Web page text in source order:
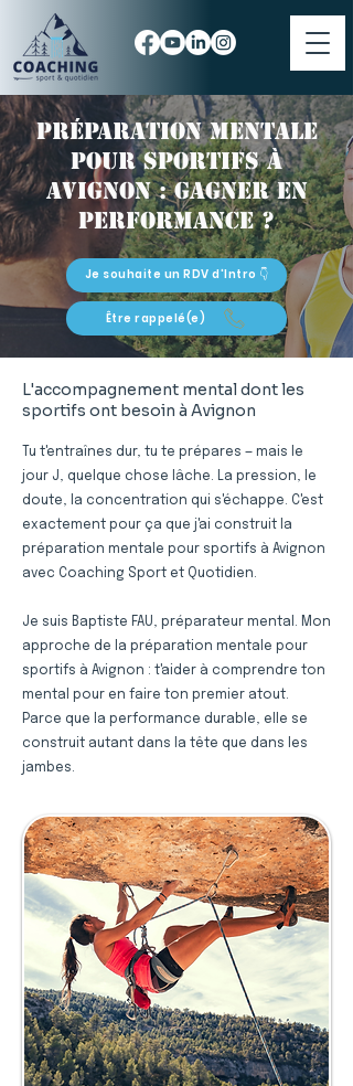
Préparation mentale
pour sportifs à
Avignon : gagner en
performance ?
Je souhaite un RDV d'Intro 👇
Être rappelé(e)
L'accompagnement mental dont les
sportifs ont besoin à Avignon
Tu t'entraînes dur, tu te prépares — mais le
jour J, quelque chose lâche. La pression, le
doute, la concentration qui s'échappe. C'est
exactement pour ça que j'ai construit la
préparation mentale pour sportifs à Avignon
avec Coaching Sport et Quotidien.
Je suis Baptiste FAU, préparateur mental. Mon
approche de la préparation mentale pour
sportifs à Avignon : t'aider à comprendre ton
mental pour en faire ton premier atout.
Parce que la performance durable, elle se
construit autant dans la tête que dans les
jambes.